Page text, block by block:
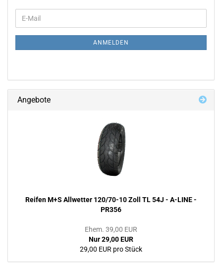
ZUR
E-
Mail
ANMELDEN
Angebote
Reifen M+S Allwetter 120/70-10 Zoll TL 54J - A-LINE -
PR356
Ehem. 39,00 EUR
Nur 29,00 EUR
29,00 EUR pro Stück